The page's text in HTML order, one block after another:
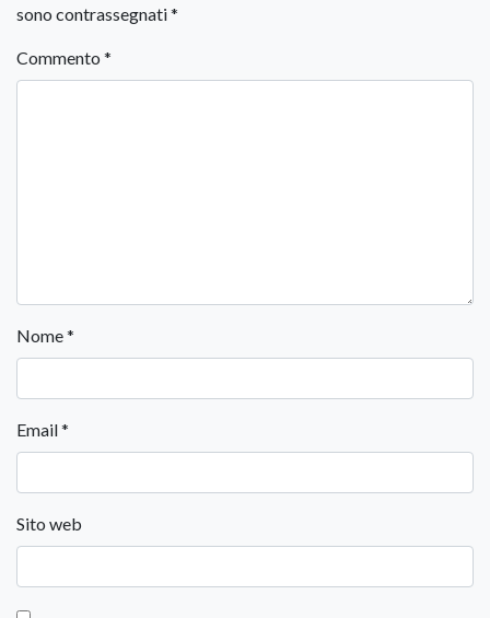
sono contrassegnati*
Commento *
Nome*
Email*
Sito web